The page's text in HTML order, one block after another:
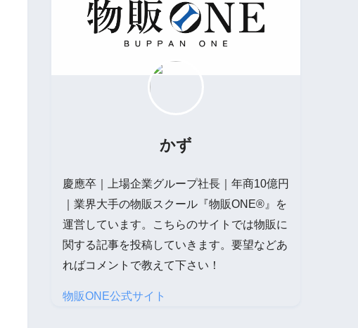
かず
慶應卒｜上場企業グループ社長｜年商10億円
｜業界大手の物販スクール『物販ONE®』を
運営しています。こちらのサイトでは物販に
関する記事を投稿していきます。要望などあ
ればコメントで教えて下さい！
物販ONE公式サイト